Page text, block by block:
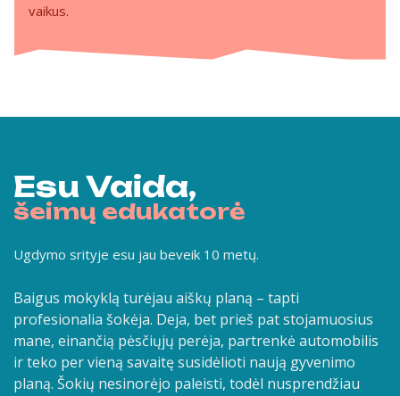
vaikus.
Esu Vaida,
šeimų edukatorė
Ugdymo srityje esu jau beveik 10 metų.
Baigus mokyklą turėjau aiškų planą – tapti
profesionalia šokėja. Deja, bet prieš pat stojamuosius
mane, einančią pėsčiųjų perėja, partrenkė automobilis
ir teko per vieną savaitę susidėlioti naują gyvenimo
planą. Šokių nesinorėjo paleisti, todėl nusprendžiau